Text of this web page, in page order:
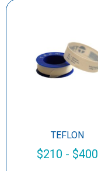
TEFLON
$210 - $400